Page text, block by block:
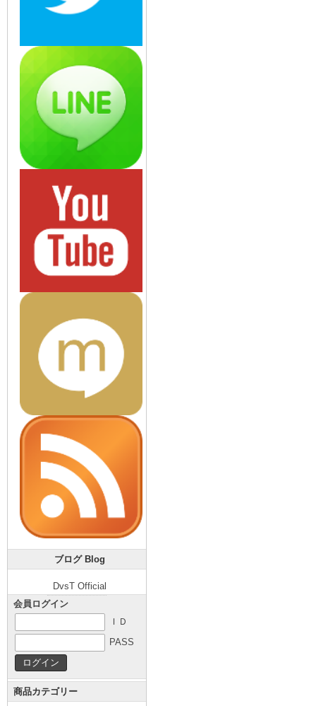
ブログ Blog
DvsT Official
会員ログイン
ＩＤ
PASS
商品カテゴリー